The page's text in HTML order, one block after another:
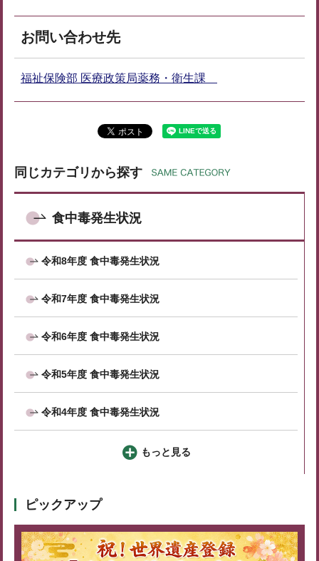
お問い合わせ先
福祉保険部 医療政策局薬務・衛生課
同じカテゴリから探す
食中毒発生状況
令和8年度 食中毒発生状況
令和7年度 食中毒発生状況
令和6年度 食中毒発生状況
令和5年度 食中毒発生状況
令和4年度 食中毒発生状況
もっと見る
ピックアップ